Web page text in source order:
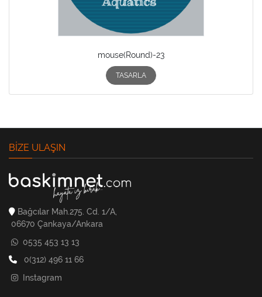
mouse(Round)-23
TASARLA
BIZE ULAŞIN
Bağcılar Mah.275. Cd. 1/A,
06670 Çankaya/Ankara
0535 453 13 13
0(312) 496 11 66
Instagram